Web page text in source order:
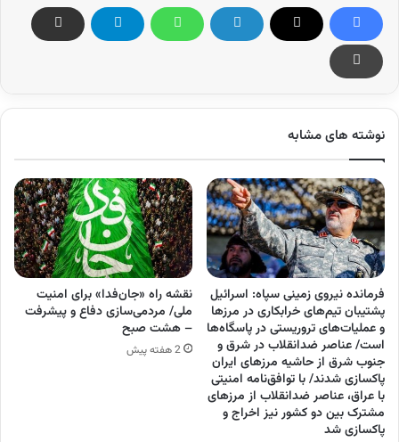
نوشته های مشابه
فرمانده نیروی زمینی سپاه: اسرائیل
پشتیبان تیم‌های خرابکاری در مرزها
و عملیات‌های تروریستی در پاسگاه‌ها
است/ عناصر ضدانقلاب در شرق و
جنوب شرق از حاشیه مرزهای ایران
پاکسازی شدند/ با توافق‌نامه امنیتی
با عراق، عناصر ضدانقلاب از مرزهای
مشترک بین دو کشور نیز اخراج و
پاکسازی شد
نقشه‌ راه «جان‌فدا» برای امنیت
ملی/ مردمی‌سازی دفاع و پیشرفت
– هشت صبح
2 هفته پیش